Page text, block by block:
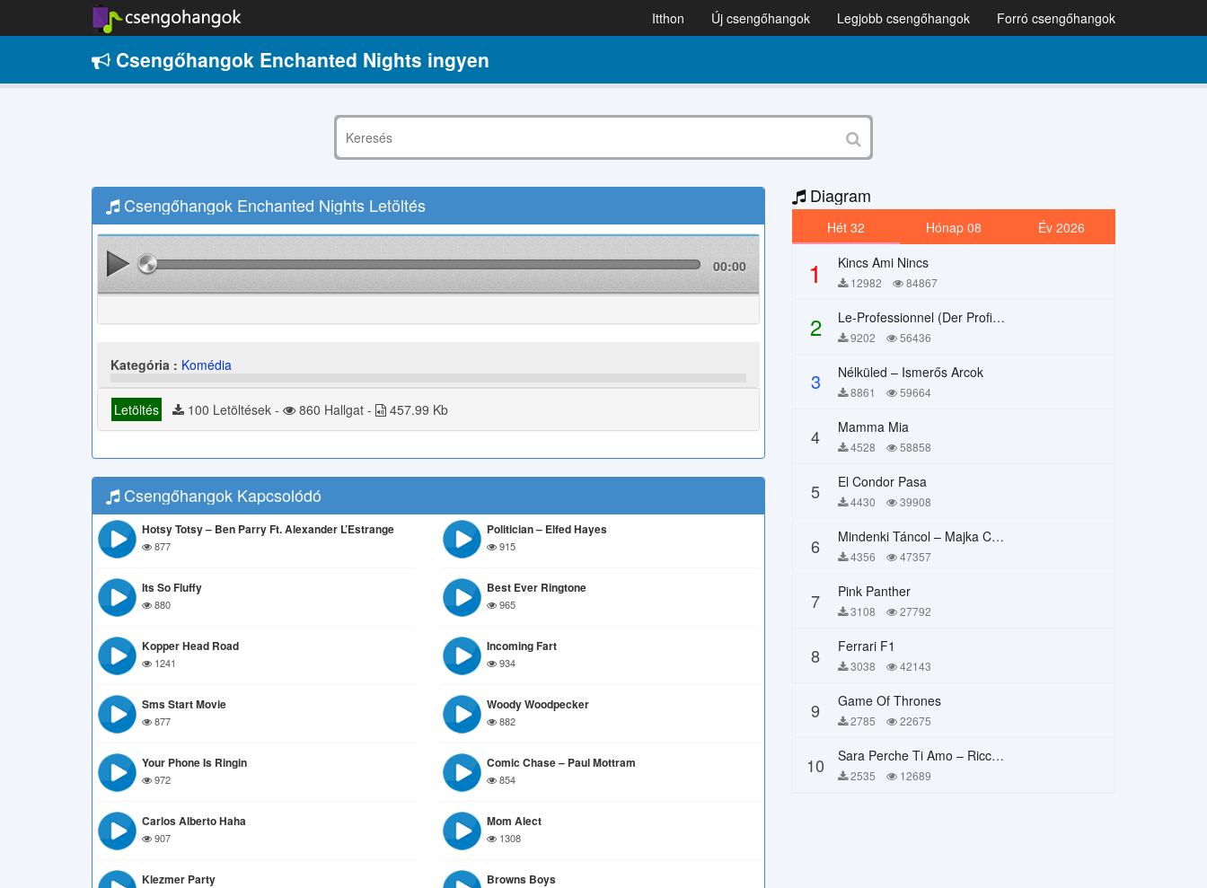
Itthon Új csengőhangok Legjobb csengőhangok Forró csengőhangok
Csengőhangok Enchanted Nights ingyen
Csengőhangok Enchanted Nights Letöltés
00:00
Kategória : Komédia
Letöltés 100 Letöltések - 860 Hallgat - 457.99 Kb
Csengőhangok Kapcsolódó
Hotsy Totsy – Ben Parry Ft. Alexander L’Estrange
877
Politician – Elfed Hayes
915
Its So Fluffy
880
Best Ever Ringtone
965
Kopper Head Road
1241
Incoming Fart
934
Sms Start Movie
877
Woody Woodpecker
882
Your Phone Is Ringin
972
Comic Chase – Paul Mottram
854
Carlos Alberto Haha
907
Mom Alect
1308
Klezmer Party Browns Boys
Diagram
Hét 32 Hónap 08 Év 2026
1 Kincs Ami Nincs
12982 84867
2 Le-Professionnel (Der Profi) – Chi Mai
9202 56436
3 Nélküled – Ismerős Arcok
8861 59664
4 Mamma Mia
4528 58858
5 El Condor Pasa
4430 39908
6 Mindenki Táncol – Majka Curtis, Péter Majoros
4356 47357
7 Pink Panther
3108 27792
8 Ferrari F1
3038 42143
9 Game Of Thrones
2785 22675
10 Sara Perche Ti Amo – Ricchi E Poveri
2535 12689